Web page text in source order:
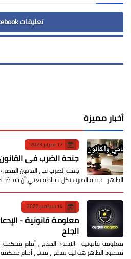
تعليقات Facebook
أخبار مميزة
17 فبراير 2023
جنحة الضرب في
جنحة الضرب في القانون
الطاهر جنحة الضرب بكل بساطة تعني أن شخصًا
14 سبتمبر 2022
معلومة قانونية -
الجنح
معلومة قانونية الإدعاء المدني أمام محكمة
محمود الطاهر هو ليه بندعي مدني أمام